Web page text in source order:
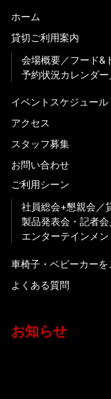
ホーム
貸切ご利用案内
会場概要
フード&
予約状況カレンダー
イベントスケジュール
アクセス
スタッフ募集
お問い合わせ
ご利用シーン
社員総会+懇親会
製品発表会・記者会
エンターテインメン
車椅子・ベビーカー
よくある質問
お知らせ